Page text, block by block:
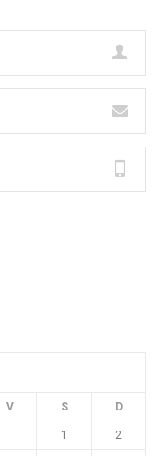
V S D
1 2